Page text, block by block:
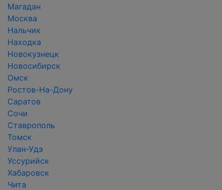
Магадан
Москва
Нальчик
Находка
Новокузнецк
Новосибирск
Омск
Ростов-На-Дону
Саратов
Сочи
Ставрополь
Томск
Улан-Удэ
Уссурийск
Хабаровск
Чита